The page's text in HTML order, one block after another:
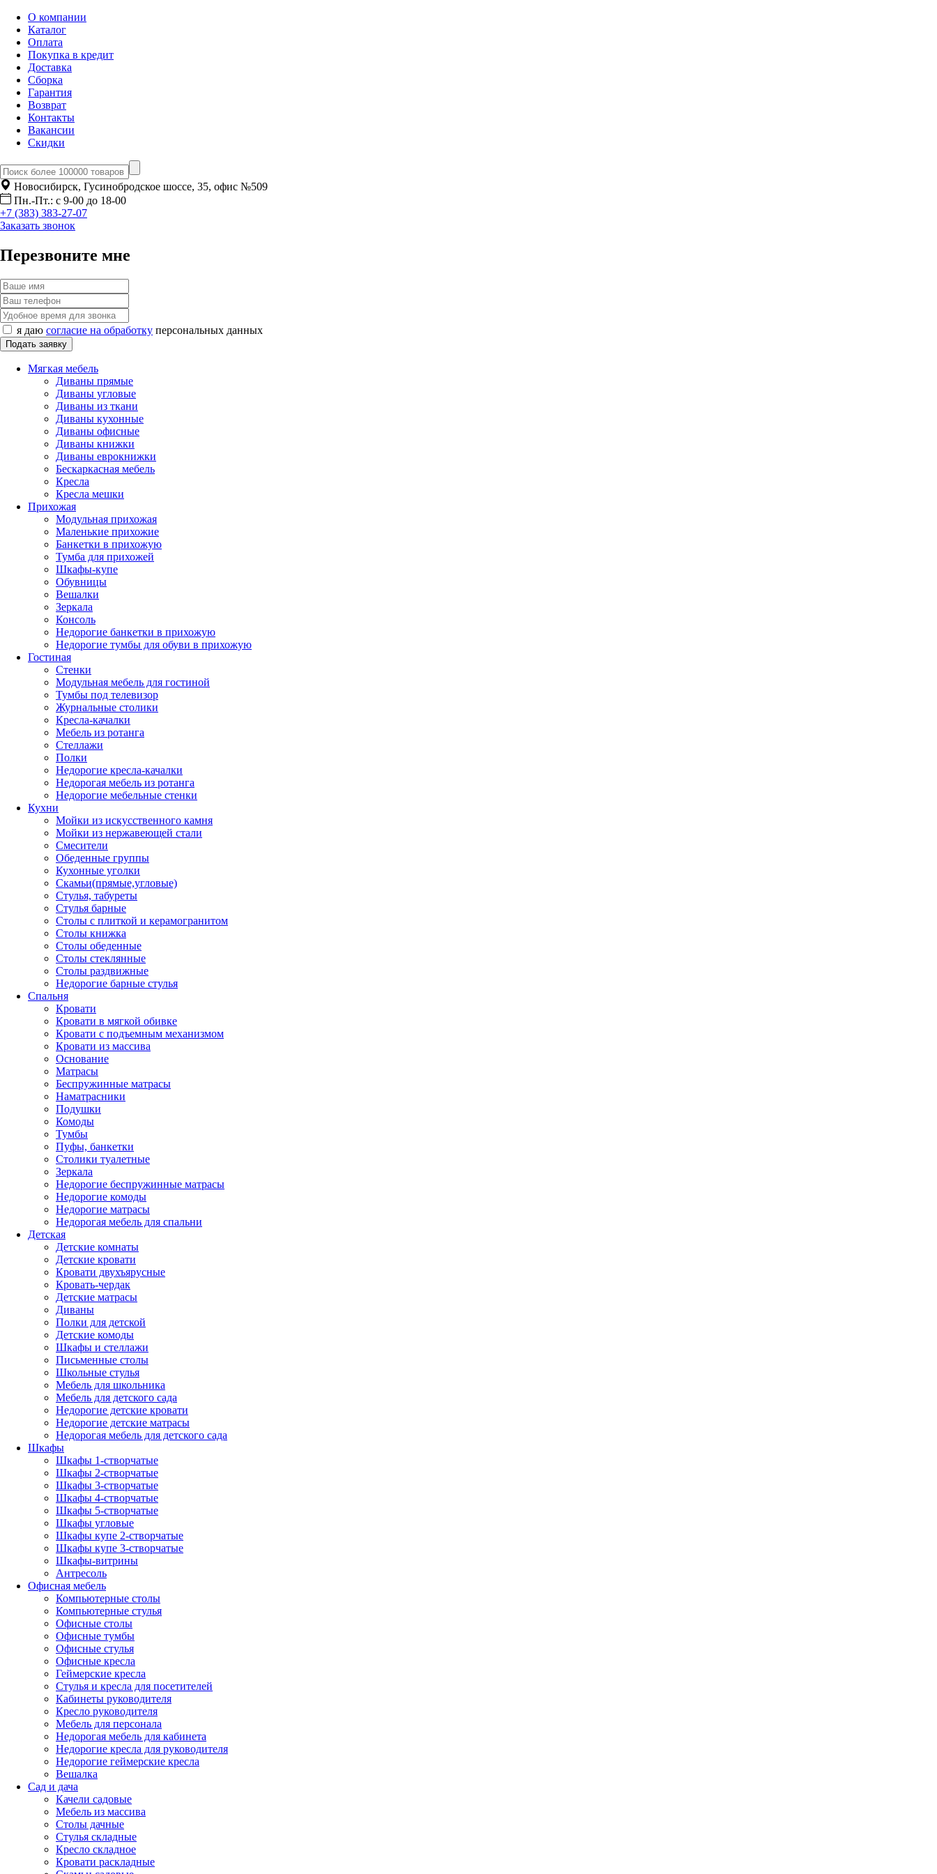
О компании
Каталог
Оплата
Покупка в кредит
Доставка
Сборка
Гарантия
Возврат
Контакты
Вакансии
Скидки
Новосибирск, Гусинобродское шоссе, 35, офис №509
Пн.-Пт.: с 9-00 до 18-00
+7 (383) 383-27-07
Заказать звонок
Перезвоните мне
я даю согласие на обработку персональных данных
Мягкая мебель
Диваны прямые
Диваны угловые
Диваны из ткани
Диваны кухонные
Диваны офисные
Диваны книжки
Диваны еврокнижки
Бескаркасная мебель
Кресла
Кресла мешки
Прихожая
Модульная прихожая
Маленькие прихожие
Банкетки в прихожую
Тумба для прихожей
Шкафы-купе
Обувницы
Вешалки
Зеркала
Консоль
Недорогие банкетки в прихожую
Недорогие тумбы для обуви в прихожую
Гостиная
Стенки
Модульная мебель для гостиной
Тумбы под телевизор
Журнальные столики
Кресла-качалки
Мебель из ротанга
Стеллажи
Полки
Недорогие кресла-качалки
Недорогая мебель из ротанга
Недорогие мебельные стенки
Кухни
Мойки из искусственного камня
Мойки из нержавеющей стали
Смесители
Обеденные группы
Кухонные уголки
Скамьи(прямые,угловые)
Стулья, табуреты
Стулья барные
Столы с плиткой и керамогранитом
Столы книжка
Столы обеденные
Столы стеклянные
Столы раздвижные
Недорогие барные стулья
Спальня
Кровати
Кровати в мягкой обивке
Кровати с подъемным механизмом
Кровати из массива
Основание
Матрасы
Беспружинные матрасы
Наматрасники
Подушки
Комоды
Тумбы
Пуфы, банкетки
Столики туалетные
Зеркала
Недорогие беспружинные матрасы
Недорогие комоды
Недорогие матрасы
Недорогая мебель для спальни
Детская
Детские комнаты
Детские кровати
Кровати двухъярусные
Кровать-чердак
Детские матрасы
Диваны
Полки для детской
Детские комоды
Шкафы и стеллажи
Письменные столы
Школьные стулья
Мебель для школьника
Мебель для детского сада
Недорогие детские кровати
Недорогие детские матрасы
Недорогая мебель для детского сада
Шкафы
Шкафы 1-створчатые
Шкафы 2-створчатые
Шкафы 3-створчатые
Шкафы 4-створчатые
Шкафы 5-створчатые
Шкафы угловые
Шкафы купе 2-створчатые
Шкафы купе 3-створчатые
Шкафы-витрины
Антресоль
Офисная мебель
Компьютерные столы
Компьютерные стулья
Офисные столы
Офисные тумбы
Офисные стулья
Офисные кресла
Геймерские кресла
Стулья и кресла для посетителей
Кабинеты руководителя
Кресло руководителя
Мебель для персонала
Недорогая мебель для кабинета
Недорогие кресла для руководителя
Недорогие геймерские кресла
Вешалка
Сад и дача
Качели садовые
Мебель из массива
Столы дачные
Стулья складные
Кресло складное
Кровати раскладные